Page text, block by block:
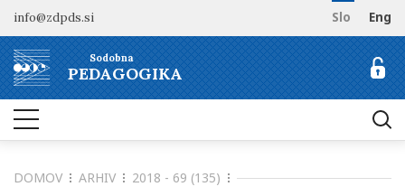
info@zdpds.si Slo Eng
Sodobna
PEDAGOGIKA
DOMOV
O REVIJI
Namen in cilji
Uredništvo
Odprti dostop
ARHIV
NAROČANJE
Naročilo revije
ZA AVTORJE
DOMOV ARHIV 2018 - 69 (135)